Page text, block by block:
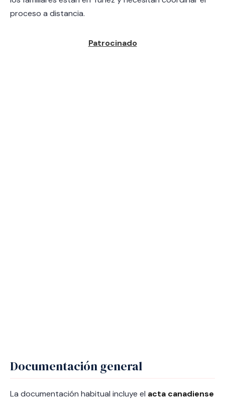
proceso a distancia.
Documentación general
La documentación habitual incluye el acta canadiense